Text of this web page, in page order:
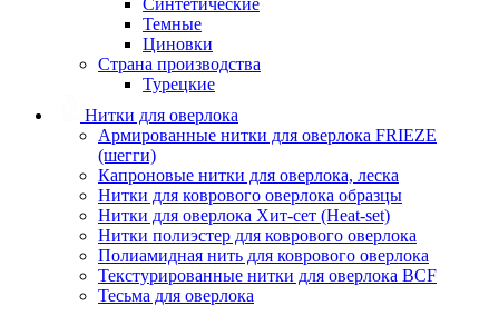
Синтетические
Темные
Циновки
Страна производства
Турецкие
Нитки для оверлока
Армированные нитки для оверлока FRIEZE
(шегги)
Капроновые нитки для оверлока, леска
Нитки для коврового оверлока образцы
Нитки для оверлока Хит-сет (Heat-set)
Нитки полиэстер для коврового оверлока
Полиамидная нить для коврового оверлока
Текстурированные нитки для оверлока BCF
Тесьма для оверлока